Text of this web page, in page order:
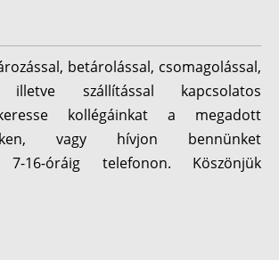
betárolással, csomagolással,
illetve szállítással kapcsolatos
kollégáinkat a megadott
vagy hívjon bennünket
7-16-óráig telefonon. Köszönjük